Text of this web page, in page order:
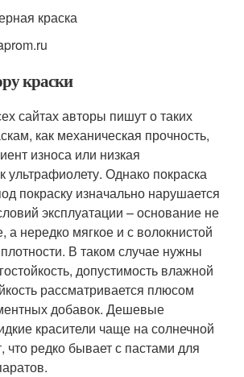
краска
краски
сайтах авторы пишут о таких
как механическая прочность,
износа или низкая
ультрафиолету. Однако покраска
покраску изначально нарушается
эксплуатации – основание не
а нередко мягкое и с волокнистой
В таком случае нужны
допустимость влажной
рассматривается плюсом
добавок. Дешевые
красители чаще на солнечной
что редко бывает с пастами для